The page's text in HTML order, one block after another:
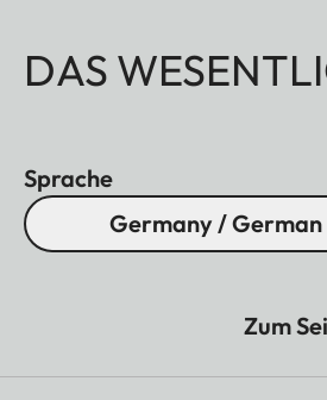
DAS
Sprache
Germany / German
Zum